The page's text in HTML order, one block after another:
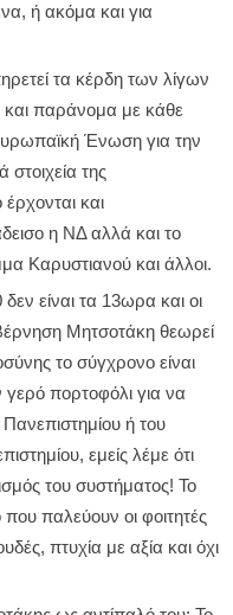
ή ακόμα και για
τα κέρδη των λίγων
και παράνομα με κάθε
Ένωση για την
στοιχεία της
και
η ΝΔ αλλά και το
Καρυστιανού και άλλοι.
είναι τα 13ωρα και οι
Μητσοτάκη θεωρεί
το σύγχρονο είναι
πορτοφόλι για να
Πανεπιστημίου ή του
εμείς λέμε ότι
του συστήματος! Το
παλεύουν οι φοιτητές
πτυχία με αξία και όχι